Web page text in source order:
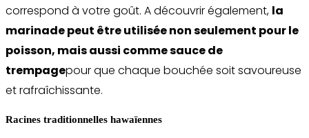
correspond à votre goût. A découvrir également, la
marinade peut être utilisée non seulement pour le
poisson, mais aussi comme sauce de
trempagepour que chaque bouchée soit savoureuse
et rafraîchissante.
Racines traditionnelles hawaïennes